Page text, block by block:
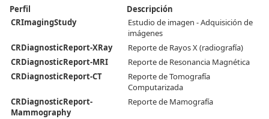
Perfil
Descripción
CRImagingStudy
Estudio de imagen - Adquisición de
imágenes
CRDiagnosticReport-XRay
Reporte de Rayos X (radiografía)
CRDiagnosticReport-MRI
Reporte de Resonancia Magnética
CRDiagnosticReport-CT
Reporte de Tomografía
Computarizada
CRDiagnosticReport-
Mammography
Reporte de Mamografía